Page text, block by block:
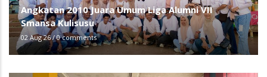
Angkatan 2010 Juara Umum Liga Alumni VII
Smansa Kulisusu
02 Aug 26/0 comments